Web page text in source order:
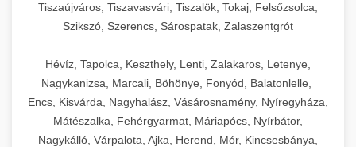
Tiszaújváros, Tiszavasvári, Tiszalök, Tokaj, Felsőzsolca,
Szikszó, Szerencs, Sárospatak, Zalaszentgrót
Hévíz, Tapolca, Keszthely, Lenti, Zalakaros, Letenye,
Nagykanizsa, Marcali, Böhönye, Fonyód, Balatonlelle,
Encs, Kisvárda, Nagyhalász, Vásárosnamény, Nyíregyháza,
Mátészalka, Fehérgyarmat, Máriapócs, Nyírbátor,
Nagykálló, Várpalota, Ajka, Herend, Mór, Kincsesbánya,